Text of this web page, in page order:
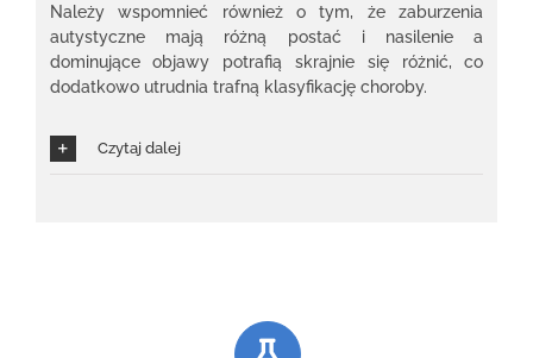
Należy wspomnieć również o tym, że zaburzenia
autystyczne mają różną postać i nasilenie a
dominujące objawy potrafią skrajnie się różnić, co
dodatkowo utrudnia trafną klasyfikację choroby.
Czytaj dalej